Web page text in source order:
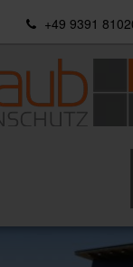
+49 9391